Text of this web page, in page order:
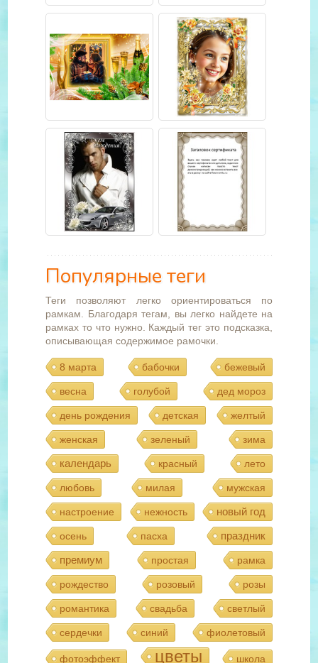
Популярные теги
Теги позволяют легко ориентироваться по
рамкам. Благодаря тегам, вы легко найдете на
рамках то что нужно. Каждый тег это подсказка,
описывающая содержимое рамочки.
8 марта бабочки бежевый
весна голубой дед мороз
день рождения детская желтый
женская зеленый зима
календарь красный лето
любовь милая мужская
настроение нежность новый год
осень пасха
праздник
премиум
простая рамка
рождество розовый розы
романтика свадьба светлый
сердечки синий фиолетовый
фотоэффект цветы школа